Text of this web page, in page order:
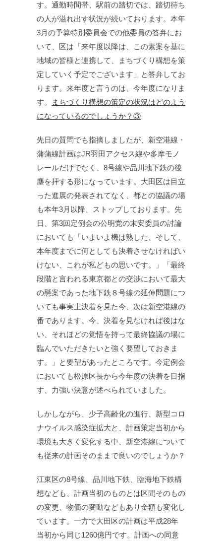
す。通勤時間帯、駅前の踏切では、踏切待ち
の人が溢れ出す状況が続いております。本年
3月の予算特別委員会での他委員の答弁にお
いて、区は「来年度以降は、この素案を基に
地域の皆様と連携して、まちづくり構想を策
定していく予定でございます」と答弁してお
ります。来年度と言うのは、今年度になりま
す。
まちづくり構想の策定の状況はどのよう
になっているのでしょうか？③
先日の質問でも指摘しましたが、新空港線・
蒲蒲線計画はJR羽田アクセス線や多摩モノ
レールだけでなく、8号線や品川地下鉄の後
塵を拝する形になっています。大田区は目立
った進展の発表されてなく、都との協議の場
も本年3月以降、ストップしております。先
日、第3回定例会の公明党の末安委員の討論
においても「いよいよ機は熟した、そして、
本年度までに何としても決着させなければい
けない、これが私どもの思いです。」「最終
段階と言われる東京都との交渉において最大
の懸案であった地下鉄８号線の延伸問題につ
いても事実上決着を見た今、次は新空港線の
番であります。今、決着を見なければ後はな
い、それほどの覚悟を持って最終協議の場に
臨んでいただきたいと強く要望しておきま
す。」と要望があったところです。今定例会
においても松原区長から今年度の決着を目指
す、力強い決意が述べられていました。
しかしながら、少子高齢化の進行、新型コロ
ナウイルス感染症拡大と、計画策定当初から
環境も大きく変化する中、新空港線について
も従来の計画そのままで良いのでしょうか？
江東区の8号線、品川地下鉄、臨海地下鉄構
想なども、計画当初のものとは区間そのもの
の変更、物価の変動などもあり金額も変化し
ています。一方で大田区の計画は平成28年
当初から同じ1260億円です。計画への同意